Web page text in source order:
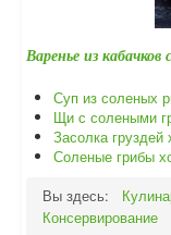
Варенье из кабачков
Суп из соленых
Щи с солеными
Засолка
Соленые грибы
Вы здесь:
Консервирование